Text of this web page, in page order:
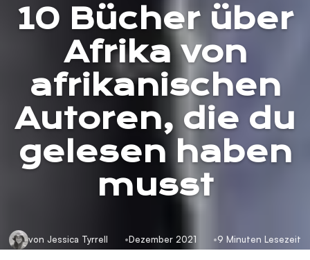
10 Bücher über
Afrika von
afrikanischen
Autoren, die du
gelesen haben
musst
von Jessica Tyrrell Dezember 2021 9 Minuten Lesezeit